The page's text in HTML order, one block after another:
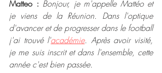
Matteo : Bonjour, je m'appelle Mattéo et
je viens de la Réunion. Dans l'optique
d'avancer et de progresser dans le football
j'ai trouvé l'académie. Après avoir visité,
je me suis inscrit et dans l'ensemble, cette
année c'est bien passée.